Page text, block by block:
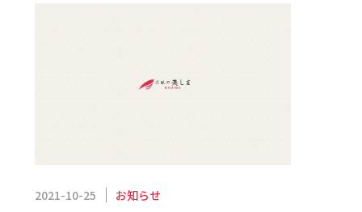
2021-10-25 お知らせ